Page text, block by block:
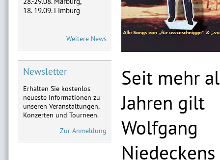
18.-19.09. Limburg
Neu im Vorverkauf:
28.01.2027 Limburg,
11.02.2027 Frankfurt,
03.04.2027 Marburg
MICHAEL MITTERMEIER
Neu im Vorverkauf:
08.09.2027 Limburg
09.09.2027 Göttingen
Weitere News
Newsletter
Erhalten Sie kostenlos
neueste Informationen zu
unseren Veranstaltungen,
Konzerten und Tourneen.
Zur Anmeldung
Seit mehr
Jahren gilt
Wolfgang
Niedeckens